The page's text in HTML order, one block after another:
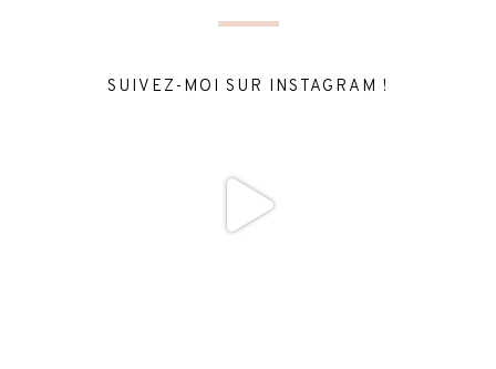
SUIVEZ-MOI SUR INSTAGRAM !